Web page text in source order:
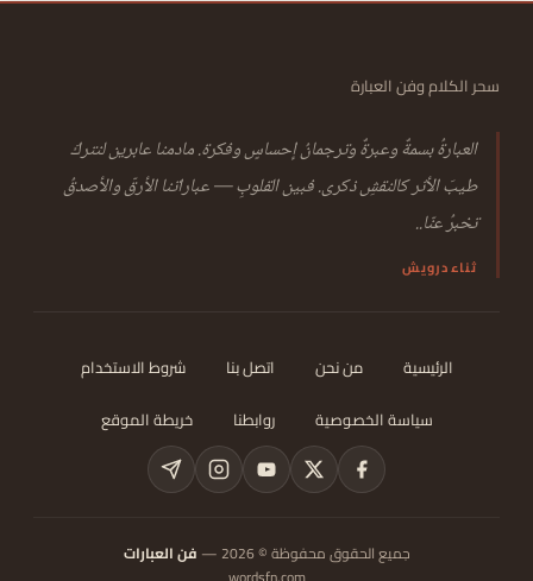
سحر الكلام وفن العبارة
العبارةُ بسمةٌ وعبرةٌ وترجمانُ إحساسٍ وفكرة. مادمنا عابرين لنتركَ
طيبَ الأثر كالنقشِ ذكرى. فبين القلوبِ — عباراتنا الأرقّ والأصدقُ
تخبرُ عنّا..
ثناء درويش
الرئيسية من نحن اتصل بنا
شروط الاستخدام
سياسة الخصوصية
روابطنا خريطة الموقع
جميع الحقوق محفوظة © 2026 —
فن العبارات